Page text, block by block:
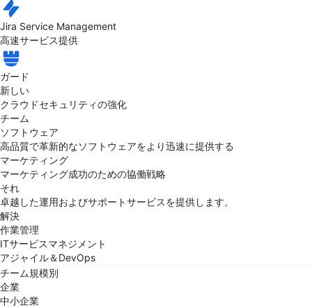
Jira Service Management
高速サービス提供
ガード
新しい
クラウドセキュリティの強化
チーム
ソフトウェア
高品質で革新的なソフトウェアをより迅速に提供する
マーケティング
マーケティング成功のための協働戦略
それ
卓越した運用およびサポートサービスを提供します。
解決
作業管理
ITサービスマネジメント
アジャイル＆DevOps
チーム規模別
企業
中小企業